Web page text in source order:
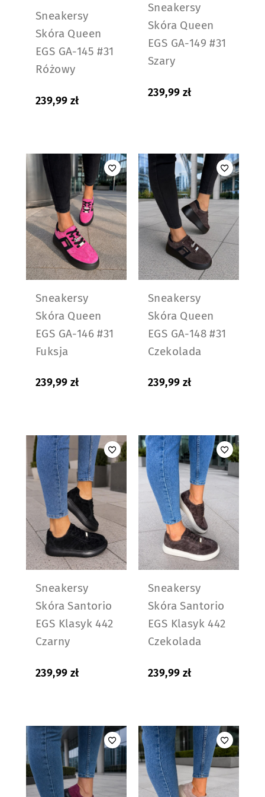
Sneakersy
Skóra Queen
EGS GA-145 #31
Różowy
239,99 zł
Sneakersy
Skóra Queen
EGS GA-149 #31
Szary
239,99 zł
Sneakersy
Skóra Queen
EGS GA-146 #31
Fuksja
239,99 zł
Sneakersy
Skóra Queen
EGS GA-148 #31
Czekolada
239,99 zł
Sneakersy
Skóra Santorio
EGS Klasyk 442
Czarny
239,99 zł
Sneakersy
Skóra Santorio
EGS Klasyk 442
Czekolada
239,99 zł